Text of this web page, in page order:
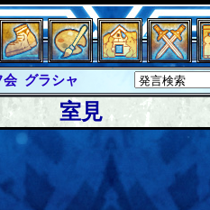
会 グラシャ
ーバルジャスティス
ックハーツ大戦
ァイナル
室見